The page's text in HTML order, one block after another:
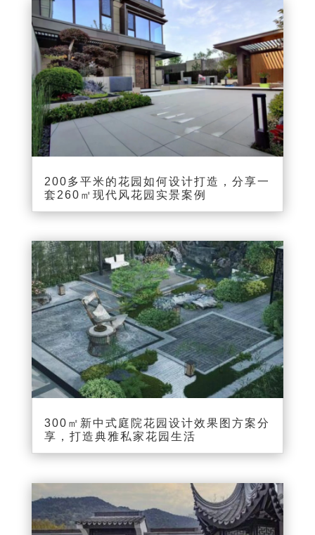
200多平米的花园如何设计打造，分享一
套260㎡现代风花园实景案例
300㎡新中式庭院花园设计效果图方案分
享，打造典雅私家花园生活